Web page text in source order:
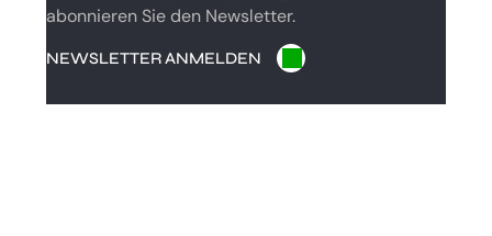
abonnieren Sie den Newsletter.
NEWSLETTER ANMELDEN